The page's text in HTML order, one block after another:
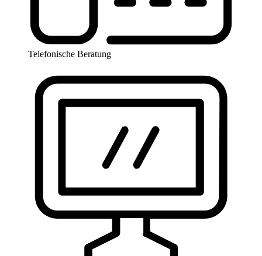
Telefonische Beratung